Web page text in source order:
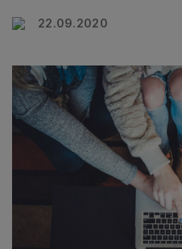
22.09.2020